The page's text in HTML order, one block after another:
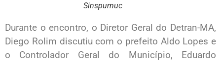
Sinspumuc
Durante o encontro, o Diretor Geral do Detran-MA,
Diego Rolim discutiu com o prefeito Aldo Lopes e
o Controlador Geral do Município, Eduardo